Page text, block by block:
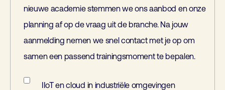
nieuwe academie stemmen we ons aanbod en onze
planning af op de vraag uit de branche. Na jouw
aanmelding nemen we snel contact met je op om
samen een passend trainingsmoment te bepalen.
IIoT en cloud in industriële omgevingen